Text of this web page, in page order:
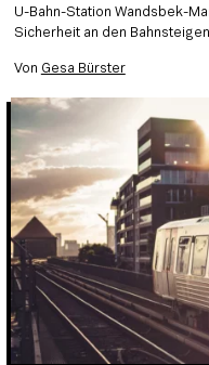
U-Bahn-Station Wandsbek-
Sicherheit an den Bahnsteigen
Von Gesa Bürster